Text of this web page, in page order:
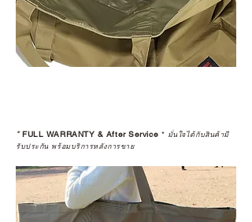
*FULL WARRANTY & After Service * มั่นใจได้กับสินค้ามี
รับประกัน พร้อมบริการหลังการขาย